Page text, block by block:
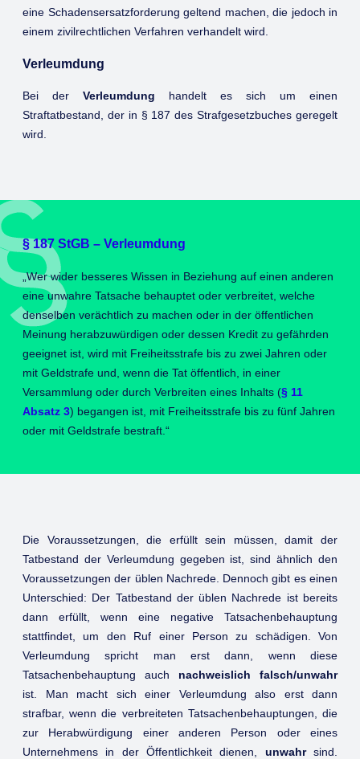
eine Schadensersatzforderung geltend machen, die jedoch in
einem zivilrechtlichen Verfahren verhandelt wird.
Verleumdung
Bei der Verleumdung handelt es sich um einen
Straftatbestand, der in § 187 des Strafgesetzbuches geregelt
wird.
§ 187 StGB – Verleumdung
„Wer wider besseres Wissen in Beziehung auf einen anderen
eine unwahre Tatsache behauptet oder verbreitet, welche
denselben verächtlich zu machen oder in der öffentlichen
Meinung herabzuwürdigen oder dessen Kredit zu gefährden
geeignet ist, wird mit Freiheitsstrafe bis zu zwei Jahren oder
mit Geldstrafe und, wenn die Tat öffentlich, in einer
Versammlung oder durch Verbreiten eines Inhalts (§ 11
Absatz 3) begangen ist, mit Freiheitsstrafe bis zu fünf Jahren
oder mit Geldstrafe bestraft.“
Die Voraussetzungen, die erfüllt sein müssen, damit der
Tatbestand der Verleumdung gegeben ist, sind ähnlich den
Voraussetzungen der üblen Nachrede. Dennoch gibt es einen
Unterschied: Der Tatbestand der üblen Nachrede ist bereits
dann erfüllt, wenn eine negative Tatsachenbehauptung
stattfindet, um den Ruf einer Person zu schädigen. Von
Verleumdung spricht man erst dann, wenn diese
Tatsachenbehauptung auch nachweislich falsch/unwahr
ist. Man macht sich einer Verleumdung also erst dann
strafbar, wenn die verbreiteten Tatsachenbehauptungen, die
zur Herabwürdigung einer anderen Person oder eines
Unternehmens in der Öffentlichkeit dienen, unwahrsind.